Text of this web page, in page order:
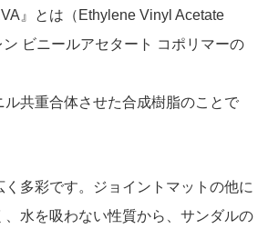
』とは（Ethylene Vinyl Acetate
ビニールアセタート コポリマーの
ル共重合体させた合成樹脂のことで
く多彩です。ジョイントマットの他に
、水を吸わない性質から、サンダルの